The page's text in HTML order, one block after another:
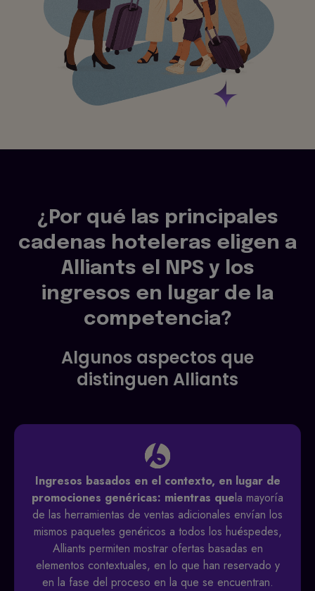
¿Por qué las principales
cadenas hoteleras eligen a
Alliants el NPS y los
ingresos en lugar de la
competencia?
Algunos aspectos que
distinguen Alliants
Ingresos basados en el contexto, en lugar de
promociones genéricas: mientras quela mayoría
de las herramientas de ventas adicionales envían los
mismos paquetes genéricos a todos los huéspedes,
Alliants permiten mostrar ofertas basadas en
elementos contextuales, en lo que han reservado y
en la fase del proceso en la que se encuentran.